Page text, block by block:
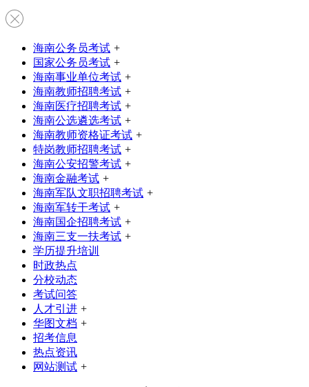
海南公务员考试 +
国家公务员考试 +
海南事业单位考试 +
海南教师招聘考试 +
海南医疗招聘考试 +
海南公选遴选考试 +
海南教师资格证考试 +
特岗教师招聘考试 +
海南公安招警考试 +
海南金融考试 +
海南军队文职招聘考试 +
海南军转干考试 +
海南国企招聘考试 +
海南三支一扶考试 +
学历提升培训
时政热点
分校动态
考试问答
人才引进 +
华图文档 +
招考信息
热点资讯
网站测试 +